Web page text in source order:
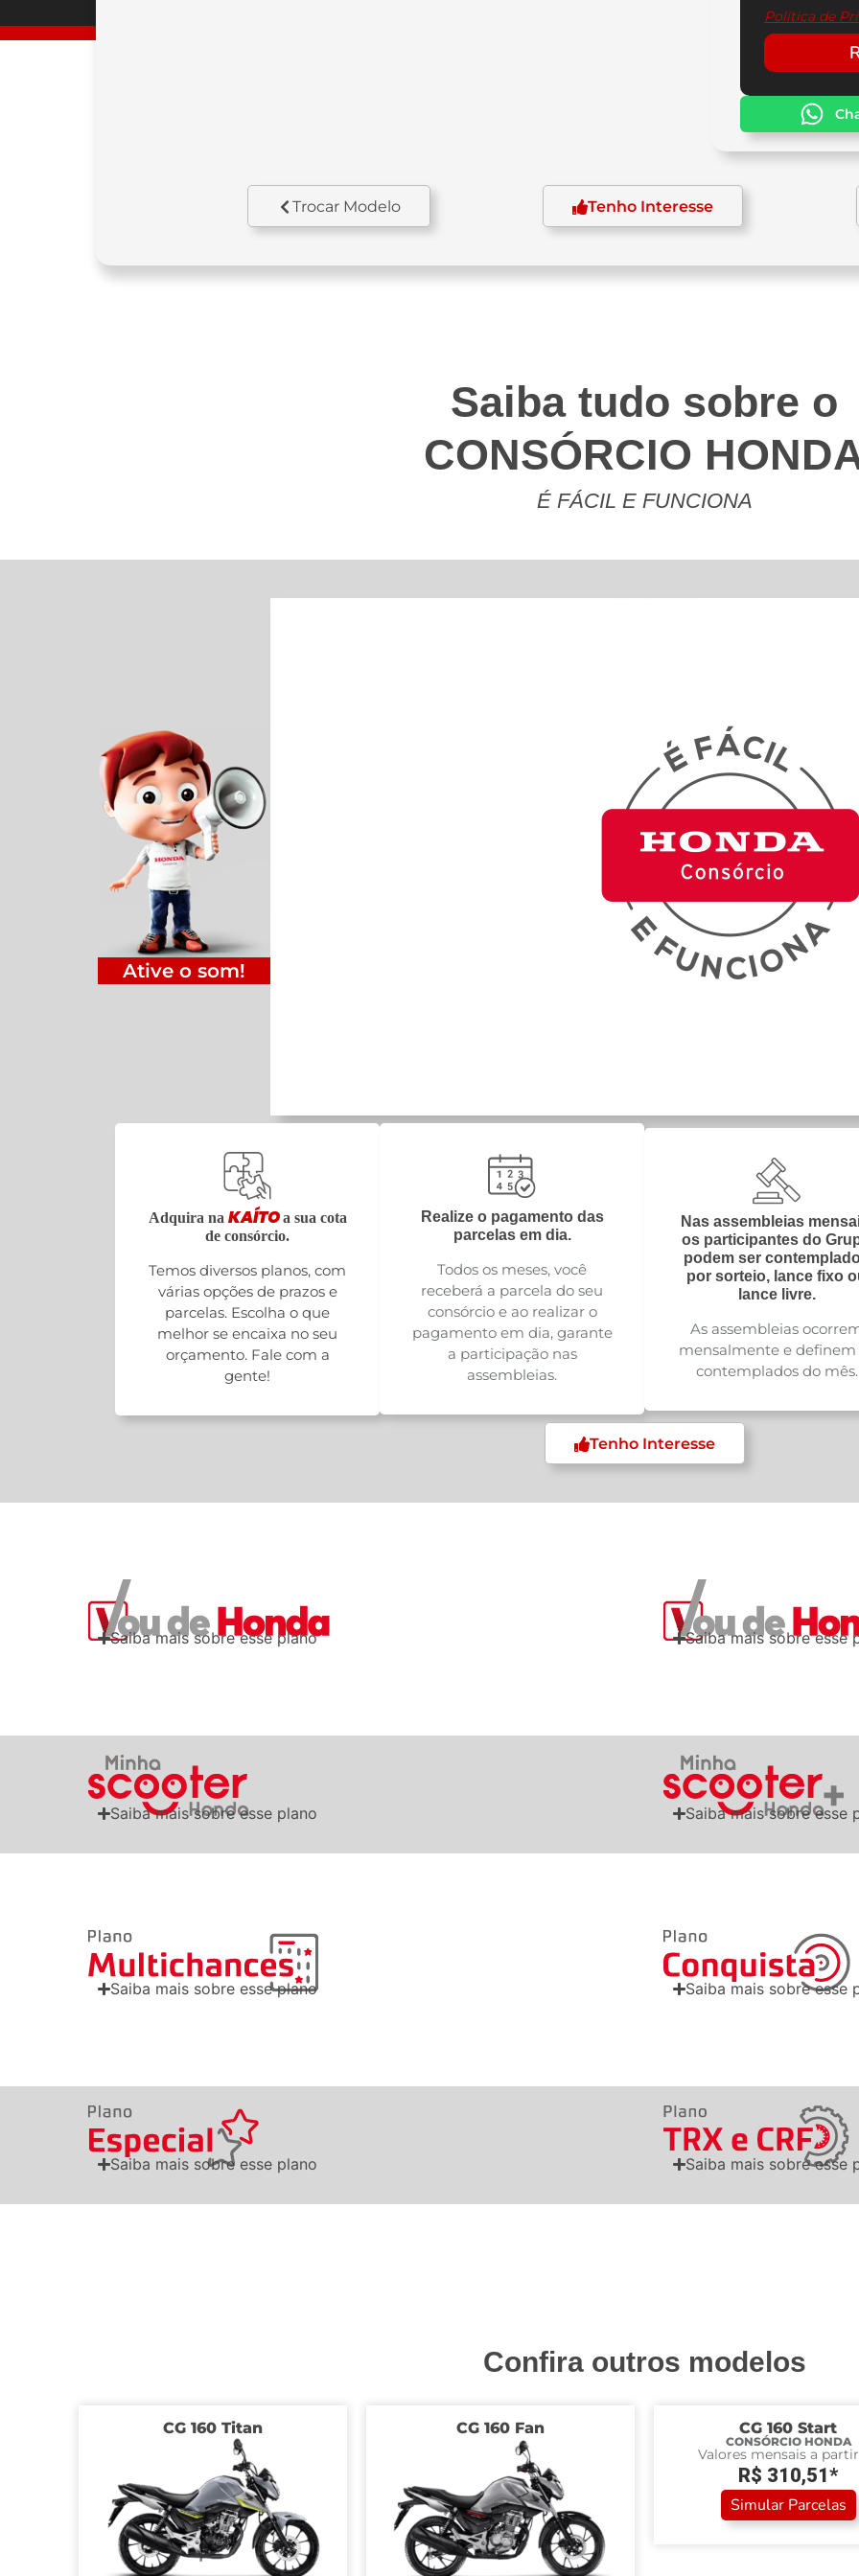
Política de
Trocar Modelo
Tenho Interesse
Motor
tempos, arrefecido a ar
Cilindrada
123,9 cc
Transmissão
4 velocidades
Saiba tudo sobre o
CONSÓRCIO
É FÁCIL E FUNCIONA
Ative o som!
Adquira na KAÍTO a sua cota
de consórcio.
Temos diversos planos, com
várias opções de prazos e
parcelas. Escolha o que
melhor se encaixa no seu
orçamento. Fale com a
gente!
Realize o pagamento das
parcelas em dia.
Todos os meses, você
receberá a parcela do seu
consórcio e ao realizar o
pagamento em dia, garante
a participação nas
assembleias.
Nas assembleias
os participantes do
podem ser
por sorteio, lance fixo
lance livre.
As assembleias
mensalmente e definem
contemplados do mês.
Tenho Interesse
Saiba mais sobre esse plano Saiba mais sobre esse
Saiba mais sobre esse plano Saiba mais sobre esse
Saiba mais sobre esse plano Saiba mais sobre esse
Saiba mais sobre esse plano Saiba mais sobre esse
Confira outros modelos
CG 160 Titan CG 160 Fan CG 160 Start
CONSÓRCIO HONDA
Valores mensais a
R$ 310,51*
Simular Parcelas